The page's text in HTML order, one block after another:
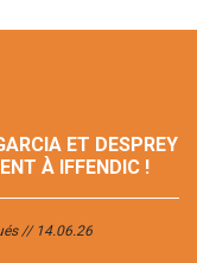
ET DESPREY
À IFFENDIC !
14.06.26